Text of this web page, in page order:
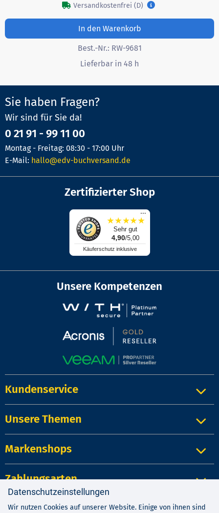
Versandkostenfrei (D)
In den Warenkorb
Best.-Nr.: RW-9681
Lieferbar in 48 h
Sie haben Fragen?
Wir sind für Sie da!
0 21 91 - 99 11 00
Montag - Freitag: 08:30 - 17:00 Uhr
E-Mail: hallo@edv-buchversand.de
Zertifizierter Shop
...
★★★★★
Sehr gut
4,90/5,00
Käuferschutz inklusive
Unsere Kompetenzen
Kundenservice
Unsere Themen
Markenshops
Zahlungsarten
Datenschutzeinstellungen
Wir nutzen Cookies auf unserer Website. Einige von ihnen sind